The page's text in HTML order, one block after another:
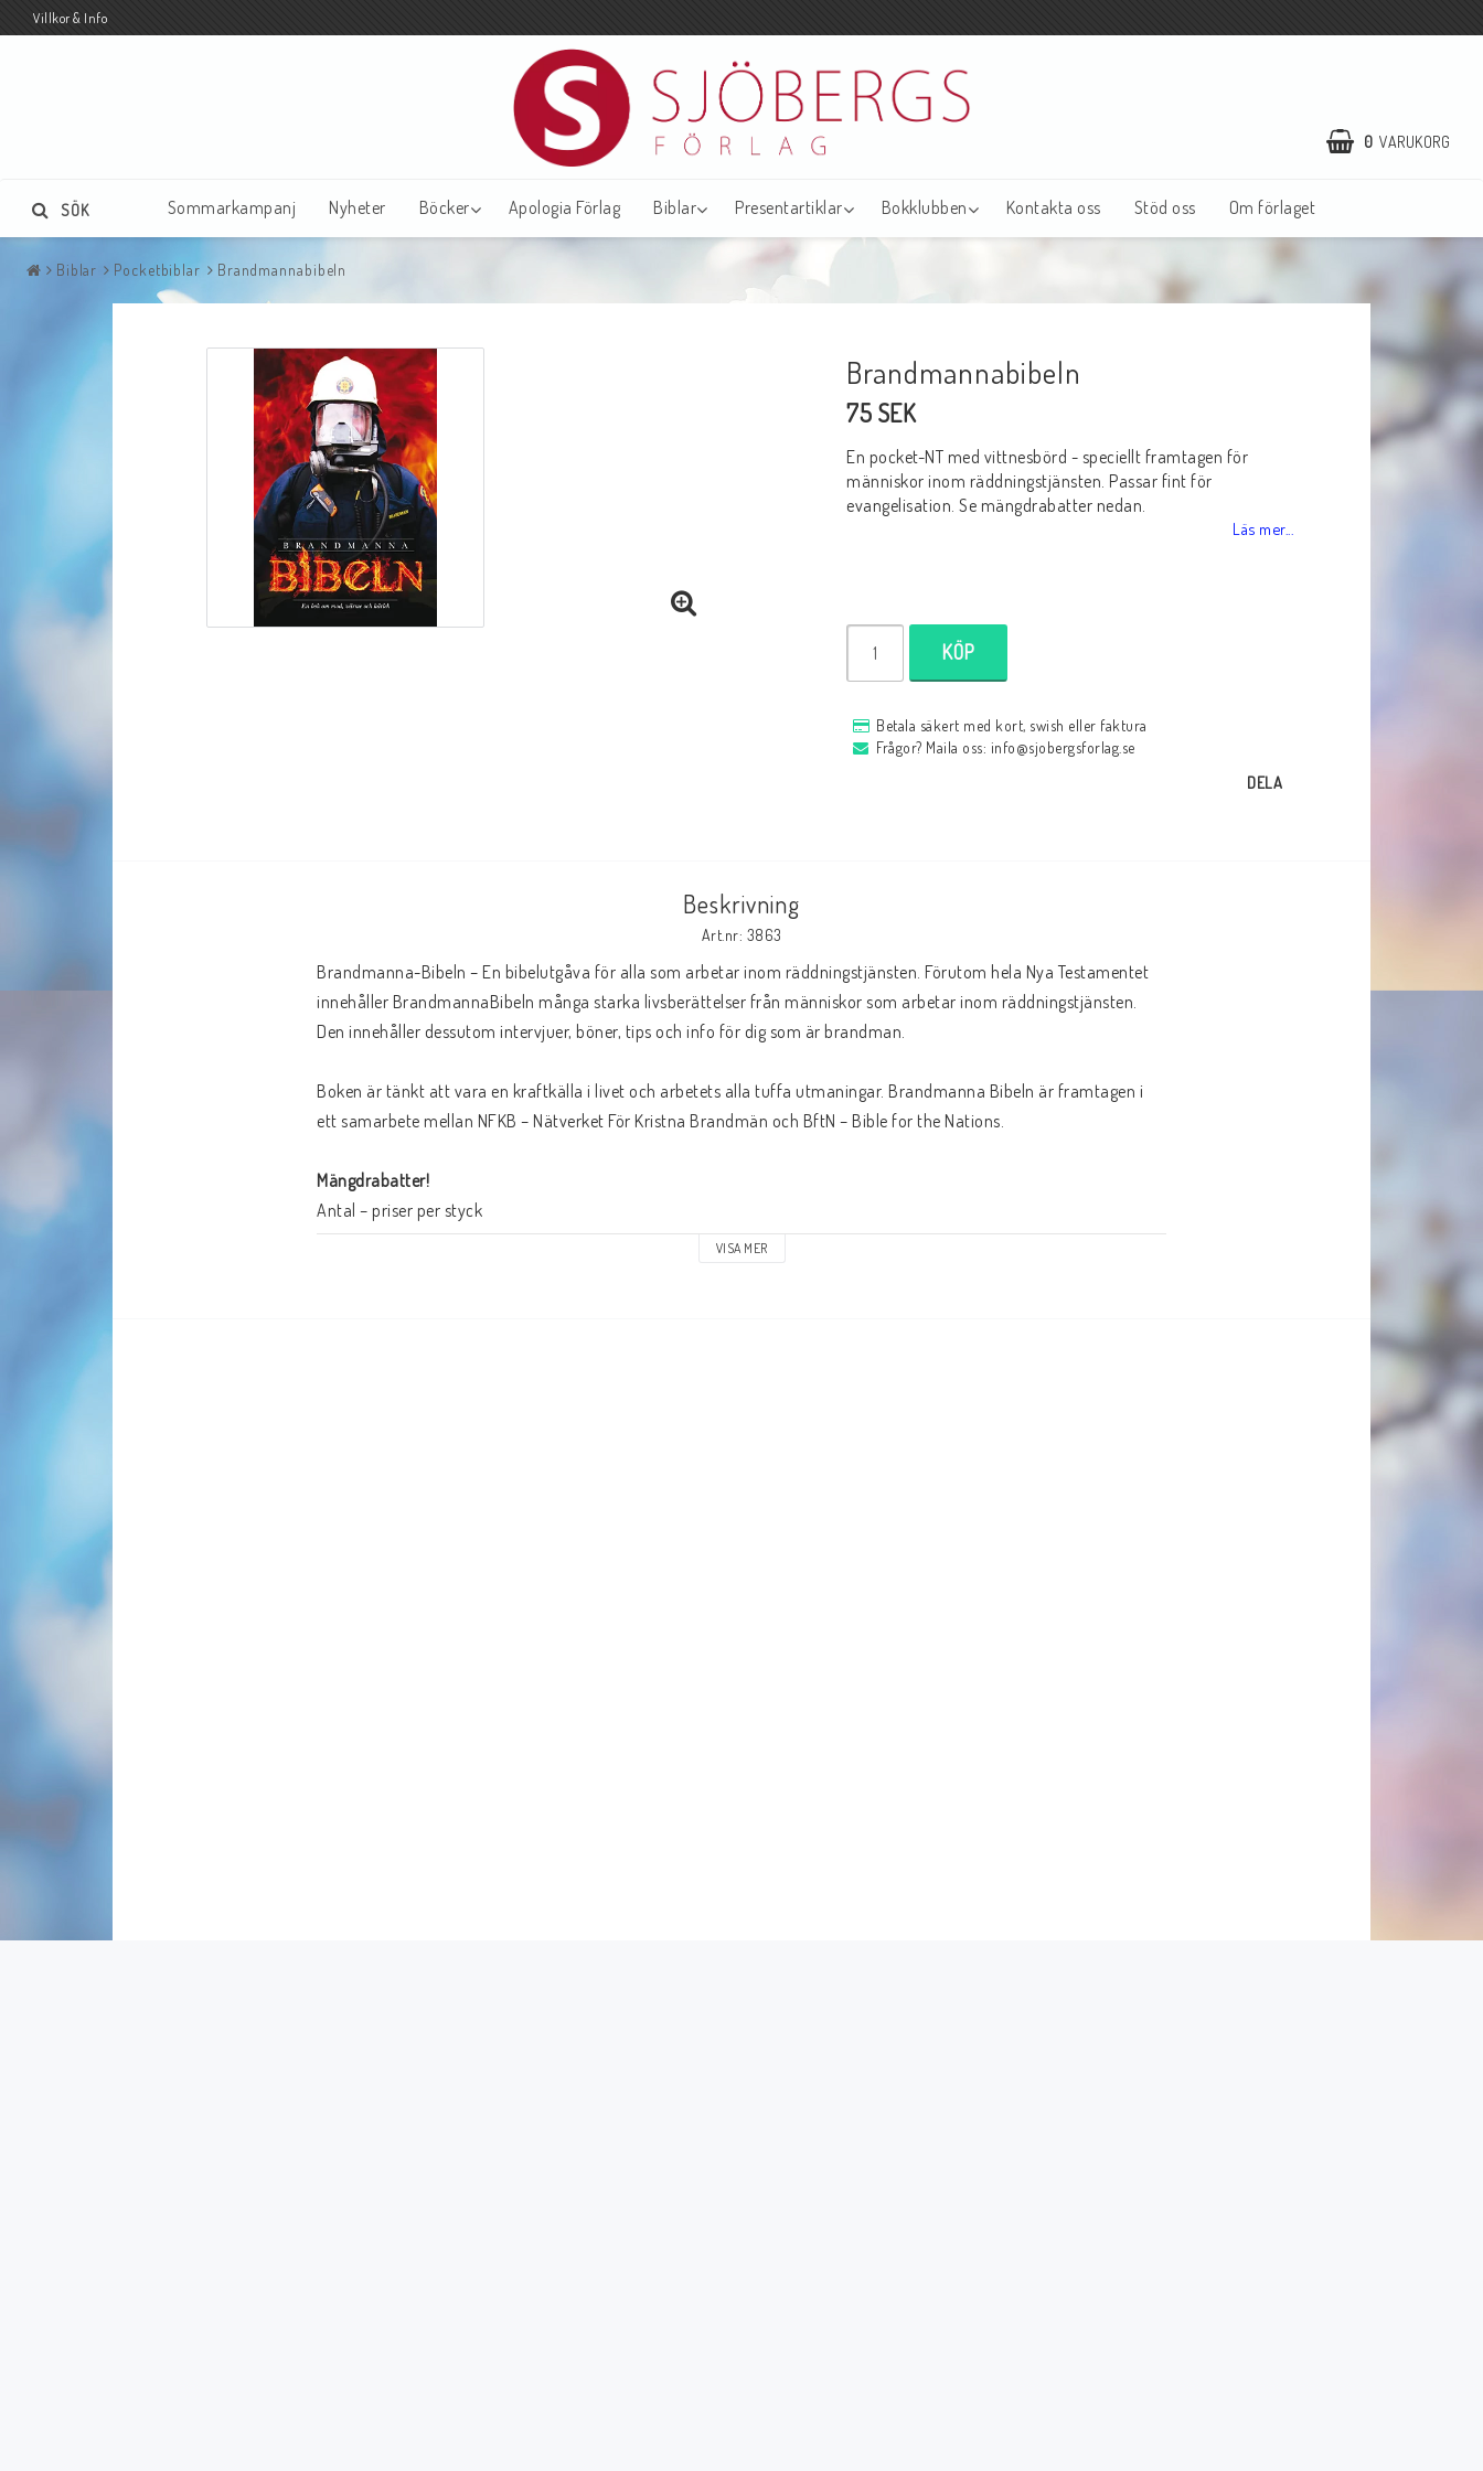
Villkor & Info
0 VARUKORG
Sommarkampanj Nyheter Böcker Apologia Förlag Biblar Presentartiklar Bokklubben Kontakta oss Stöd oss Om förlaget
SÖK
Biblar Pocketbiblar Brandmannabibeln
Brandmannabibeln
75 SEK
En pocket-NT med vittnesbörd - speciellt framtagen för
människor inom räddningstjänsten. Passar fint för
evangelisation. Se mängdrabatter nedan.
Läs mer...
KÖP
Betala säkert med kort, swish eller faktura
Frågor? Maila oss: info@sjobergsforlag.se
DELA
Beskrivning
Art.nr: 3863
Brandmanna-Bibeln – En bibelutgåva för alla som arbetar inom räddningstjänsten. Förutom hela Nya Testamentet
innehåller BrandmannaBibeln många starka livsberättelser från människor som arbetar inom räddningstjänsten.
Den innehåller dessutom intervjuer, böner, tips och info för dig som är brandman.
Boken är tänkt att vara en kraftkälla i livet och arbetets alla tuffa utmaningar. Brandmanna Bibeln är framtagen i
ett samarbete mellan NFKB – Nätverket För Kristna Brandmän och BftN – Bible for the Nations.
Mängdrabatter!
Antal – priser per styck
1–4 : 75 kr
VISA MER